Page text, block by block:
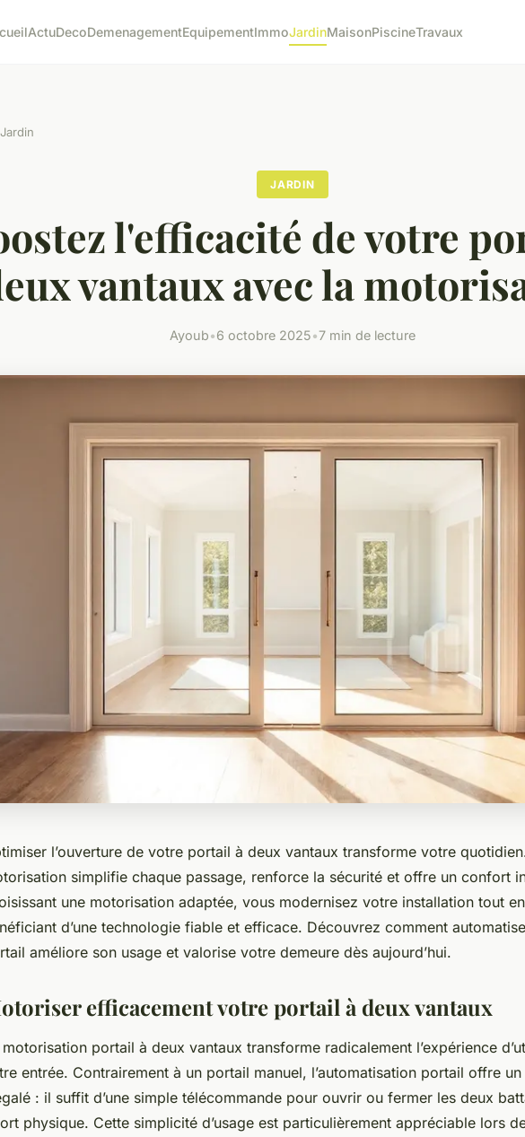
ActuDecoDemenagementEquipementImmoJardinMaisonPiscineTravaux
Jardin
JARDIN
l'efficacité de votre
vantaux avec la
Ayoub•6 octobre 2025•7 min de lecture
l’ouverture de votre portail à deux vantaux transforme votre
simplifie chaque passage, renforce la sécurité et offre un confort
une motorisation adaptée, vous modernisez votre installation tout en
d’une technologie fiable et efficace. Découvrez comment
améliore son usage et valorise votre demeure dès aujourd’hui.
efficacement votre portail à deux vantaux
motorisation portail à deux vantaux transforme radicalement l’expérience
entrée. Contrairement à un portail manuel, l’automatisation portail offre
: il suffit d’une simple télécommande pour ouvrir ou fermer les deux
physique. Cette simplicité d’usage est particulièrement appréciable lors